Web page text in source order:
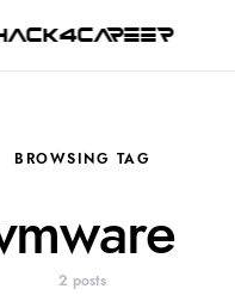
BROWSING TAG
2 posts